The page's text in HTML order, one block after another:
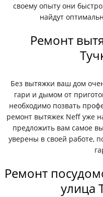
своему опыту они
найдут
Ремонт
Без вытяжки ваш дом
гари и дымом от
необходимо позвать
ремонт вытяжек Neff уже
предложить вам самое
уверены в своей работе,
Ремонт
улица